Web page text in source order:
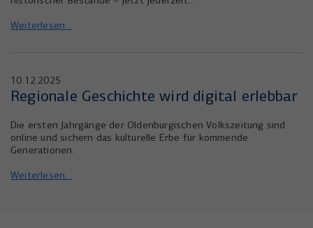
Weiterlesen...
10.12.2025
Regionale Geschichte wird digital erlebbar
Die ersten Jahrgänge der Oldenburgischen Volkszeitung sind
online und sichern das kulturelle Erbe für kommende
Generationen.
Weiterlesen...